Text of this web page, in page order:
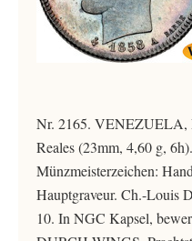
Nr. 2165. VENEZUELA,
Reales (23mm, 4,60 g,
Münzmeisterzeichen:
Hauptgraveur. Ch.-Louis
10. In NGC Kapsel,